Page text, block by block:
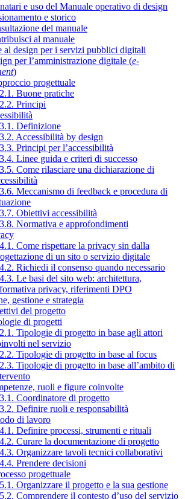
e uso del Manuale operativo di design
e storico
del manuale
al manuale
al design per i servizi pubblici digitali
per l’amministrazione digitale (e-
)
progettuale
Buone pratiche
Principi
Definizione
Accessibilità by design
Principi per l’accessibilità
Linee guida e criteri di successo
Come rilasciare una dichiarazione di
Meccanismo di feedback e procedura di
Obiettivi accessibilità
Normativa e approfondimenti
Come rispettare la privacy sin dalla
di un sito o servizio digitale
Richiedi il consenso quando necessario
Le basi del sito web: architettura,
privacy, riferimenti DPO
gestione e strategia
del progetto
di progetti
Tipologie di progetto in base agli attori
nel servizio
Tipologie di progetto in base al focus
Tipologie di progetto in base all’ambito di
ruoli e figure coinvolte
Coordinatore di progetto
Definire ruoli e responsabilità
di lavoro
Definire processi, strumenti e rituali
Curare la documentazione di progetto
Organizzare tavoli tecnici collaborativi
Prendere decisioni
progettuale
Organizzare il progetto e la sua gestione
Comprendere il contesto d’uso del servizio